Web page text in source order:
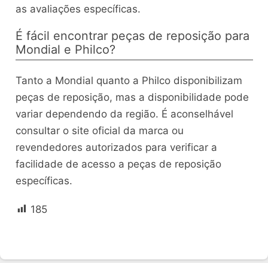
as avaliações específicas.
É fácil encontrar peças de reposição para
Mondial e Philco?
Tanto a Mondial quanto a Philco disponibilizam
peças de reposição, mas a disponibilidade pode
variar dependendo da região. É aconselhável
consultar o site oficial da marca ou
revendedores autorizados para verificar a
facilidade de acesso a peças de reposição
específicas.
185